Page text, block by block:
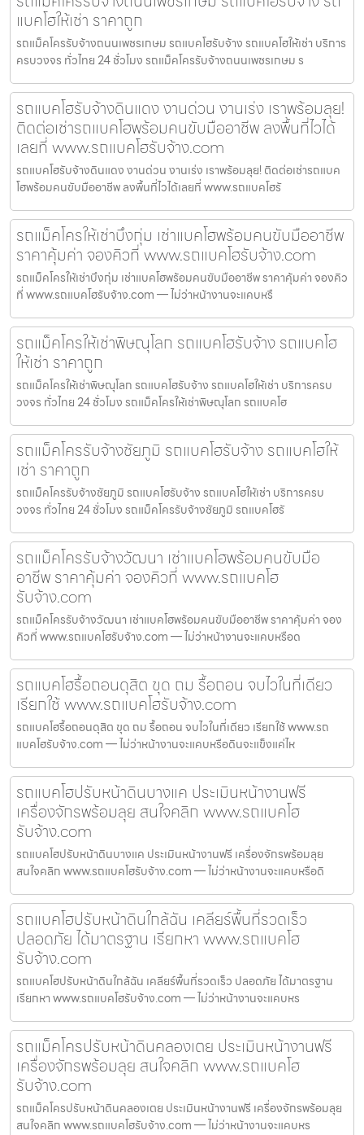
แบคโฮให้เช่า ราคาถูก
รถแม็คโครรับจ้างถนนเพชรเกษม รถแบคโฮรับจ้าง รถแบคโฮให้เช่า บริการ
ครบวงจร ทั่วไทย 24 ชั่วโมง รถแม็คโครรับจ้างถนนเพชรเกษม ร
รถแบคโฮรับจ้างดินแดง งานด่วน งานเร่ง เราพร้อมลุย!
ติดต่อเช่ารถแบคโฮพร้อมคนขับมืออาชีพ ลงพื้นที่ไวได้
เลยที่ www.รถแบคโฮรับจ้าง.com
รถแบคโฮรับจ้างดินแดง งานด่วน งานเร่ง เราพร้อมลุย! ติดต่อเช่ารถแบค
โฮพร้อมคนขับมืออาชีพ ลงพื้นที่ไวได้เลยที่ www.รถแบคโฮรั
รถแม็คโครให้เช่าบึงกุ่ม เช่าแบคโฮพร้อมคนขับมืออาชีพ
ราคาคุ้มค่า จองคิวที่ www.รถแบคโฮรับจ้าง.com
รถแม็คโครให้เช่าบึงกุ่ม เช่าแบคโฮพร้อมคนขับมืออาชีพ ราคาคุ้มค่า จองคิว
ที่ www.รถแบคโฮรับจ้าง.com — ไม่ว่าหน้างานจะแคบหรื
รถแม็คโครให้เช่าพิษณุโลก รถแบคโฮรับจ้าง รถแบคโฮ
ให้เช่า ราคาถูก
รถแม็คโครให้เช่าพิษณุโลก รถแบคโฮรับจ้าง รถแบคโฮให้เช่า บริการครบ
วงจร ทั่วไทย 24 ชั่วโมง รถแม็คโครให้เช่าพิษณุโลก รถแบคโฮ
รถแม็คโครรับจ้างชัยภูมิ รถแบคโฮรับจ้าง รถแบคโฮให้
เช่า ราคาถูก
รถแม็คโครรับจ้างชัยภูมิ รถแบคโฮรับจ้าง รถแบคโฮให้เช่า บริการครบ
วงจร ทั่วไทย 24 ชั่วโมง รถแม็คโครรับจ้างชัยภูมิ รถแบคโฮรั
รถแม็คโครรับจ้างวัฒนา เช่าแบคโฮพร้อมคนขับมือ
อาชีพ ราคาคุ้มค่า จองคิวที่ www.รถแบคโฮ
รับจ้าง.com
รถแม็คโครรับจ้างวัฒนา เช่าแบคโฮพร้อมคนขับมืออาชีพ ราคาคุ้มค่า จอง
คิวที่ www.รถแบคโฮรับจ้าง.com — ไม่ว่าหน้างานจะแคบหรือด
รถแบคโฮรื้อถอนดุสิต ขุด ถม รื้อถอน จบไวในที่เดียว
เรียกใช้ www.รถแบคโฮรับจ้าง.com
รถแบคโฮรื้อถอนดุสิต ขุด ถม รื้อถอน จบไวในที่เดียว เรียกใช้ www.รถ
แบคโฮรับจ้าง.com — ไม่ว่าหน้างานจะแคบหรือดินจะแข็งแค่ไห
รถแบคโฮปรับหน้าดินบางแค ประเมินหน้างานฟรี
เครื่องจักรพร้อมลุย สนใจคลิก www.รถแบคโฮ
รับจ้าง.com
รถแบคโฮปรับหน้าดินบางแค ประเมินหน้างานฟรี เครื่องจักรพร้อมลุย
สนใจคลิก www.รถแบคโฮรับจ้าง.com — ไม่ว่าหน้างานจะแคบหรือดิ
รถแบคโฮปรับหน้าดินใกล้ฉัน เคลียร์พื้นที่รวดเร็ว
ปลอดภัย ได้มาตรฐาน เรียกหา www.รถแบคโฮ
รับจ้าง.com
รถแบคโฮปรับหน้าดินใกล้ฉัน เคลียร์พื้นที่รวดเร็ว ปลอดภัย ได้มาตรฐาน
เรียกหา www.รถแบคโฮรับจ้าง.com — ไม่ว่าหน้างานจะแคบหร
รถแม็คโครปรับหน้าดินคลองเตย ประเมินหน้างานฟรี
เครื่องจักรพร้อมลุย สนใจคลิก www.รถแบคโฮ
รับจ้าง.com
รถแม็คโครปรับหน้าดินคลองเตย ประเมินหน้างานฟรี เครื่องจักรพร้อมลุย
สนใจคลิก www.รถแบคโฮรับจ้าง.com — ไม่ว่าหน้างานจะแคบหร